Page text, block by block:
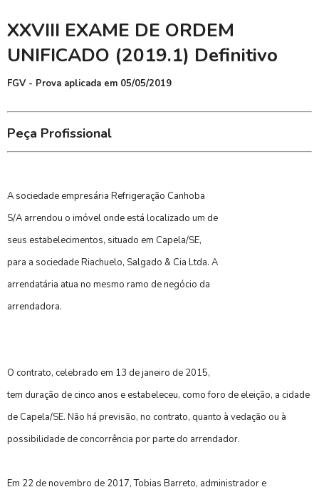
XXVIII EXAME DE ORDEM
UNIFICADO (2019.1) Definitivo
FGV - Prova aplicada em 05/05/2019
Peça Profissional
A sociedade empresária Refrigeração Canhoba
S/A arrendou o imóvel onde está localizado um de
seus estabelecimentos, situado em Capela/SE,
para a sociedade Riachuelo, Salgado & Cia Ltda. A
arrendatária atua no mesmo ramo de negócio da
arrendadora.
O contrato, celebrado em 13 de janeiro de 2015,
tem duração de cinco anos e estabeleceu, como foro de eleição, a cidade
de Capela/SE. Não há previsão, no contrato, quanto à vedação ou à
possibilidade de concorrência por parte do arrendador.
Em 22 de novembro de 2017, Tobias Barreto, administrador e